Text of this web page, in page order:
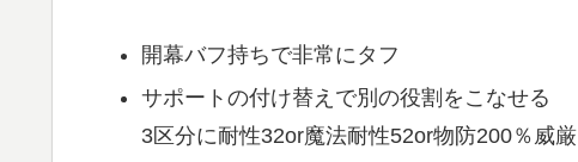
開幕バフ持ちで非常にタフ
サポートの付け替えで別の役割をこなせる
3区分に耐性32or魔法耐性52or物防200％威厳